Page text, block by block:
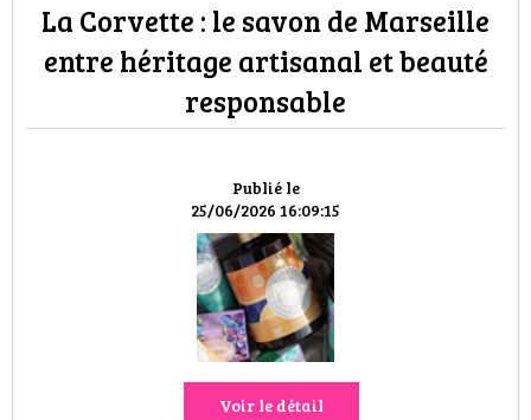
Publié le
25/06/2026 16:09:15
La Corvette : le savon de Marseille
entre héritage artisanal et beauté
responsable
Voir le détail